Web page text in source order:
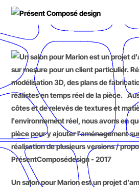
Un salon pour Marion est un projet